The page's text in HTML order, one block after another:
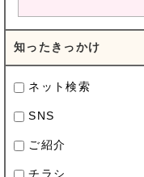
知ったきっかけ
ネット検索
SNS
ご紹介
チラシ